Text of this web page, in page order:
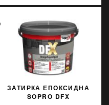
ЗАТИРКА ЕПОКСИДНА
SOPRO DFX